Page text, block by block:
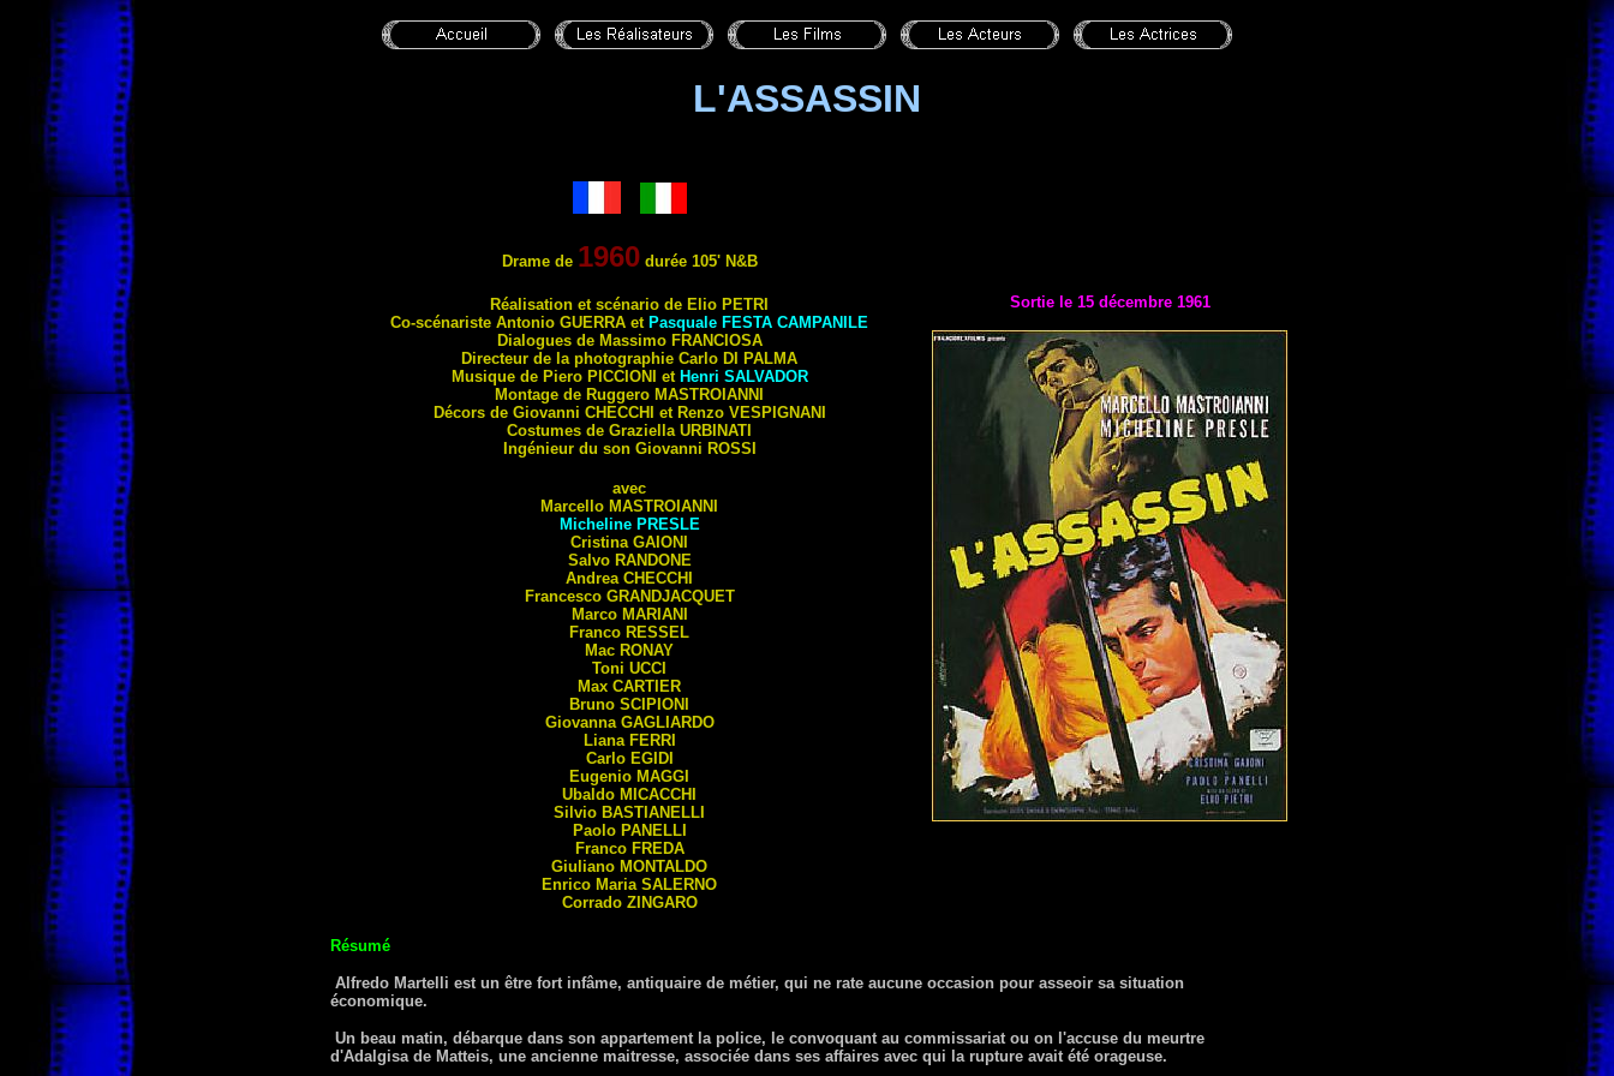
L'ASSASSIN
Drame de 1960durée 105' N&B
Réalisation et scénario de Elio PETRI
Co-scénariste Antonio GUERRA et Pasquale FESTA CAMPANILE
Dialogues de Massimo FRANCIOSA
Directeur de la photographie Carlo DI PALMA
Musique de Piero PICCIONI et Henri SALVADOR
Montage de Ruggero MASTROIANNI
Décors de Giovanni CHECCHI et Renzo VESPIGNANI
Costumes de Graziella URBINATI
Ingénieur du son Giovanni ROSSI
avec
Marcello MASTROIANNI
Micheline PRESLE
Cristina GAIONI
Salvo RANDONE
Andrea CHECCHI
Francesco GRANDJACQUET
Marco MARIANI
Franco RESSEL
Mac RONAY
Toni UCCI
Max CARTIER
Bruno SCIPIONI
Giovanna GAGLIARDO
Liana FERRI
Carlo EGIDI
Eugenio MAGGI
Ubaldo MICACCHI
Silvio BASTIANELLI
Paolo PANELLI
Franco FREDA
Giuliano MONTALDO
Enrico Maria SALERNO
Corrado ZINGARO
Sortie le 15 décembre 1961
Résumé
Alfredo Martelli est un être fort infâme, antiquaire de métier, qui ne rate aucune occasion pour asseoir sa situation
économique.
Un beau matin, débarque dans son appartement la police, le convoquant au commissariat ou on l'accuse du meurtre
d'Adalgisa de Matteis, une ancienne maitresse, associée dans ses affaires avec qui la rupture avait été orageuse.